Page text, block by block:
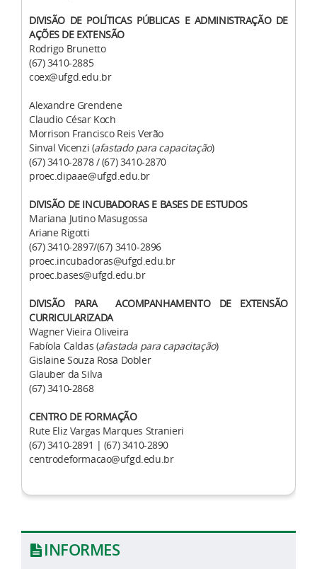
DIVISÃO DE POLÍTICAS PÚBLICAS E ADMINISTRAÇÃO DE
AÇÕES DE EXTENSÃO
Rodrigo Brunetto
(67) 3410-2885
coex@ufgd.edu.br
Alexandre Grendene
Claudio César Koch
Morrison Francisco Reis Verão
Sinval Vicenzi (afastado para capacitação)
(67) 3410-2878 /(67) 3410-2870
proec.dipaae@ufgd.edu.br
DIVISÃO DE INCUBADORAS E BASES DE ESTUDOS
Mariana Jutino Masugossa
Ariane Rigotti
(67) 3410-2897/(67) 3410-2896
proec.incubadoras@ufgd.edu.br
proec.bases@ufgd.edu.br
DIVISÃO PARA ACOMPANHAMENTO DE EXTENSÃO
CURRICULARIZADA
Wagner Vieira Oliveira
Fabíola Caldas (afastada para capacitação)
Gislaine Souza Rosa Dobler
Glauber da Silva
(67) 3410-2868
CENTRO DE FORMAÇÃO
Rute Eliz Vargas Marques Stranieri
(67) 3410-2891 | (67) 3410-2890
centrodeformacao@ufgd.edu.br
INFORMES